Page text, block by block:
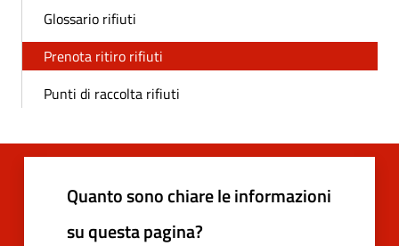
Glossario rifiuti
Prenota ritiro rifiuti
Punti di raccolta rifiuti
Quanto sono chiare le informazioni
su questa pagina?